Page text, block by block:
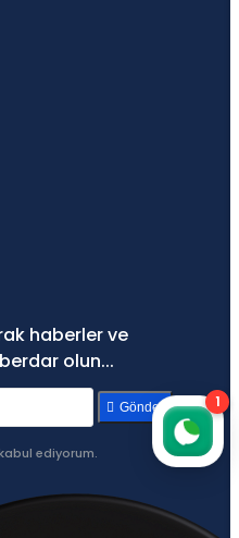
haberler ve
olun...
Gönder
ediyorum.
1